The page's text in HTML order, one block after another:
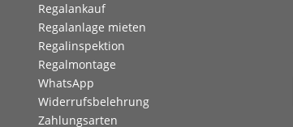
Regalankauf
Regalanlage mieten
Regalinspektion
Regalmontage
WhatsApp
Widerrufsbelehrung
Zahlungsarten